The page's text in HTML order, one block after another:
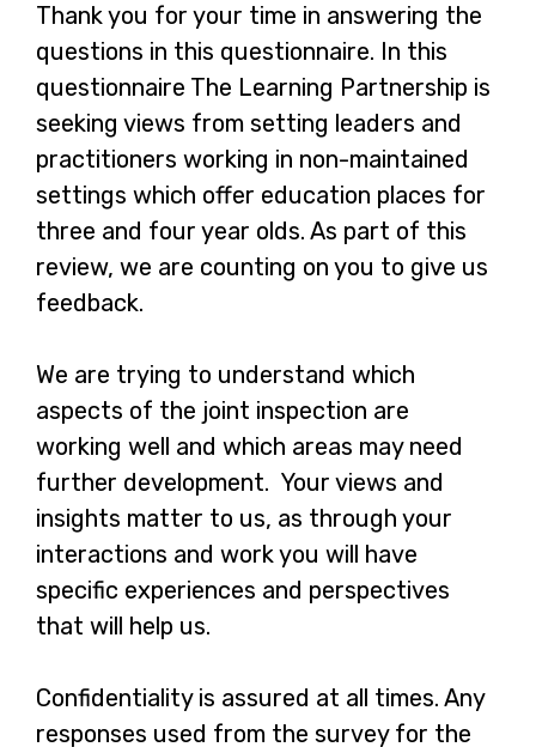
Thank you for your time in answering the
questions in this questionnaire. In this
questionnaire The Learning Partnership is
seeking views from setting leaders and
practitioners working in non-maintained
settings which offer education places for
three and four year olds. As part of this
review, we are counting on you to give us
feedback.
We are trying to understand which
aspects of the joint inspection are
working well and which areas may need
further development. Your views and
insights matter to us, as through your
interactions and work you will have
specific experiences and perspectives
that will help us.
Confidentiality is assured at all times. Any
responses used from the survey for the